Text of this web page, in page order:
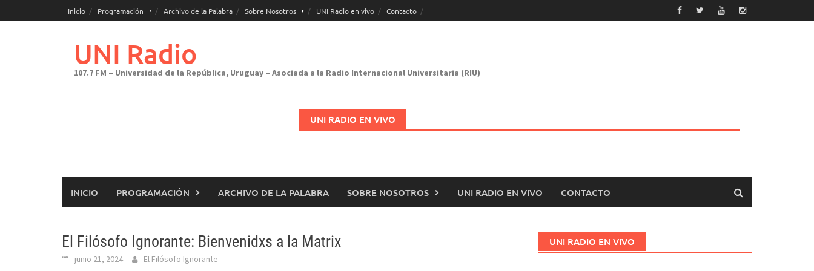
al
Inicio Programación Archivo de la Palabra Sobre Nosotros UNI Radio en vivo Contacto
UNI Radio
107.7 FM – Universidad de la República, Uruguay – Asociada a la Radio Internacional Universitaria (RIU)
UNI RADIO EN VIVO
INICIO PROGRAMACIÓN ARCHIVO DE LA PALABRA SOBRE NOSOTROS UNI RADIO EN VIVO CONTACTO
El Filósofo Ignorante: Bienvenidxs a la Matrix
junio 21, 2024 El Filósofo Ignorante
UNI RADIO EN VIVO